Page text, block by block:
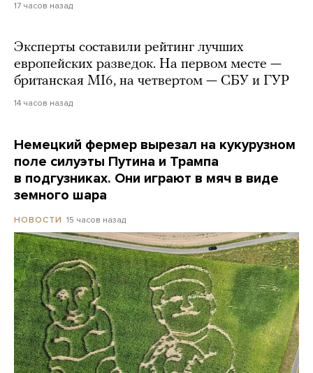
17 часов назад
Эксперты составили рейтинг лучших
европейских разведок. На первом месте —
британская MI6, на четвертом — СБУ и ГУР
14 часов назад
Немецкий фермер вырезал на кукурузном
поле силуэты Путина и Трампа
в подгузниках. Они играют в мяч в виде
земного шара
НОВОСТИ 15 часов назад